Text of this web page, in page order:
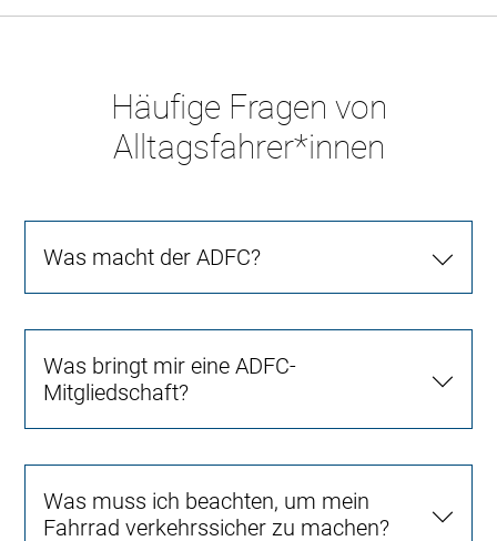
Häufige Fragen von
Alltagsfahrer*innen
Was macht der ADFC?
Was bringt mir eine ADFC-
Mitgliedschaft?
Was muss ich beachten, um mein
Fahrrad verkehrssicher zu machen?